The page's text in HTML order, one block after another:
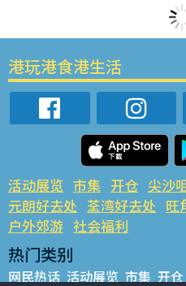
港玩港食港生活
活动展览 市集 开仓 尖沙
元朗好去处 荃湾好去处 旺
户外郊游 社会福利
热门类别
网民热话 活动展览 市集 开仓